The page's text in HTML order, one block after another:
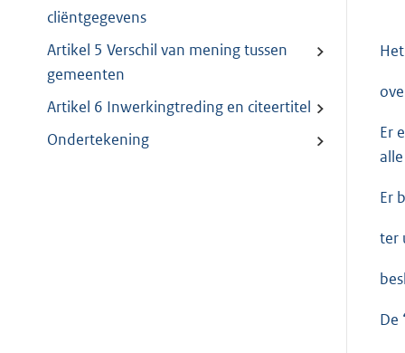
cliëntgegevens
Artikel 5 Verschil van mening tussen
gemeenten
Artikel 6 Inwerkingtreding en citeertitel
Ondertekening
Er
Er
ter
De